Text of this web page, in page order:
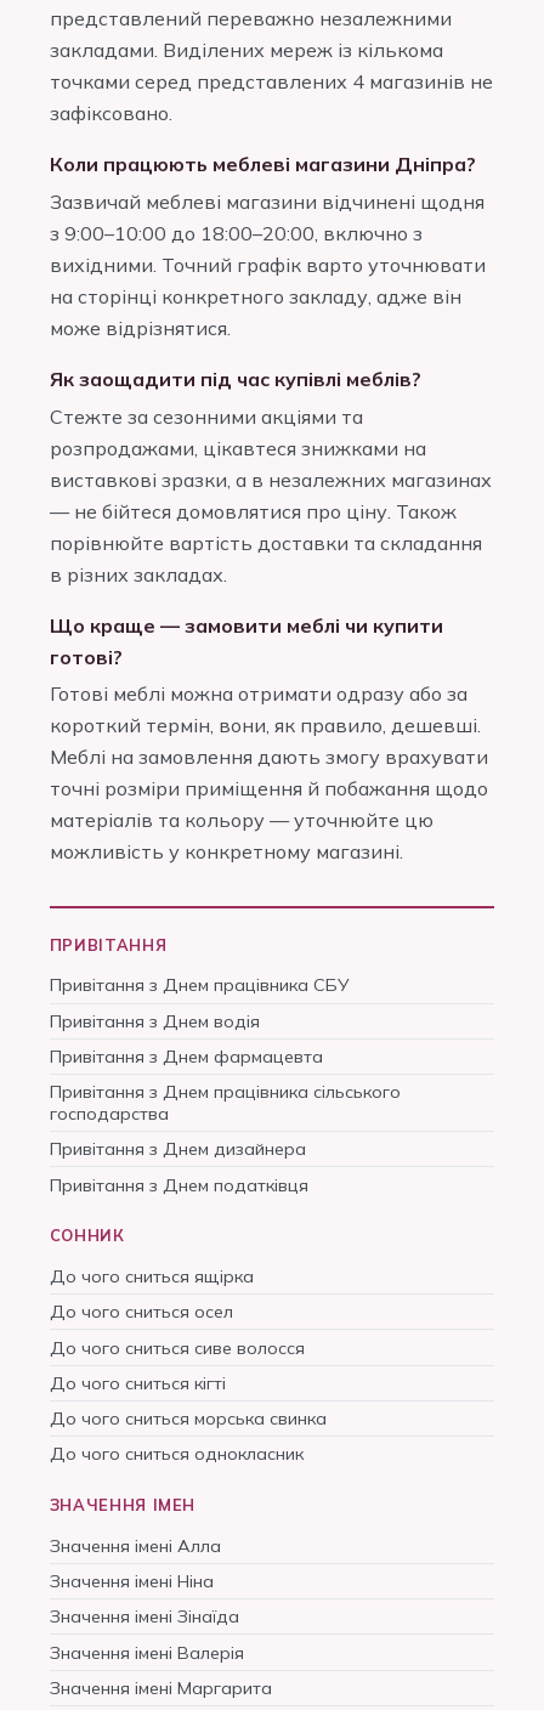
представлений переважно незалежними
закладами. Виділених мереж із кількома
точками серед представлених 4 магазинів не
зафіксовано.
Коли працюють меблеві магазини Дніпра?
Зазвичай меблеві магазини відчинені щодня
з 9:00–10:00 до 18:00–20:00, включно з
вихідними. Точний графік варто уточнювати
на сторінці конкретного закладу, адже він
може відрізнятися.
Як заощадити під час купівлі меблів?
Стежте за сезонними акціями та
розпродажами, цікавтеся знижками на
виставкові зразки, а в незалежних магазинах
— не бійтеся домовлятися про ціну. Також
порівнюйте вартість доставки та складання
в різних закладах.
Що краще — замовити меблі чи купити
готові?
Готові меблі можна отримати одразу або за
короткий термін, вони, як правило, дешевші.
Меблі на замовлення дають змогу врахувати
точні розміри приміщення й побажання щодо
матеріалів та кольору — уточнюйте цю
можливість у конкретному магазині.
ПРИВІТАННЯ
Привітання з Днем працівника СБУ
Привітання з Днем водія
Привітання з Днем фармацевта
Привітання з Днем працівника сільського
господарства
Привітання з Днем дизайнера
Привітання з Днем податківця
СОННИК
До чого сниться ящірка
До чого сниться осел
До чого сниться сиве волосся
До чого сниться кігті
До чого сниться морська свинка
До чого сниться однокласник
ЗНАЧЕННЯ ІМЕН
Значення імені Алла
Значення імені Ніна
Значення імені Зінаїда
Значення імені Валерія
Значення імені Маргарита